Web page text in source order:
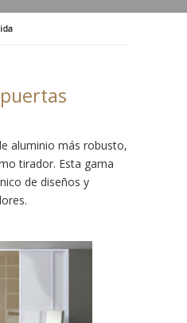
aluminio más robusto,
tirador. Esta gama
de diseños y